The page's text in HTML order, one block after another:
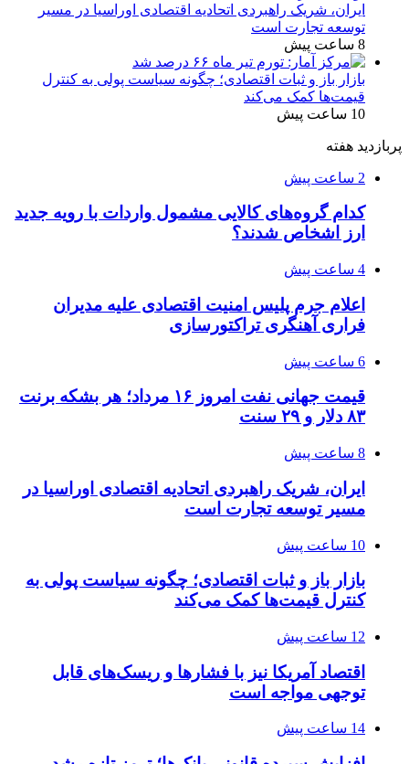
ایران، شریک راهبردی اتحادیه اقتصادی اوراسیا در مسیر
توسعه تجارت است
8 ساعت پیش
بازار باز و ثبات اقتصادی؛ چگونه سیاست پولی به کنترل
قیمت‌ها کمک می‌کند
10 ساعت پیش
پربازدید هفته
2 ساعت پیش
کدام گروه‌های کالایی مشمول واردات با رویه جدید
ارز اشخاص شدند؟
4 ساعت پیش
اعلام جرم پلیس امنیت اقتصادی علیه مدیران
فراری آهنگری تراکتورسازی
6 ساعت پیش
قیمت جهانی نفت امروز ۱۶ مرداد؛ هر بشکه برنت
۸۳ دلار و ۲۹ سنت
8 ساعت پیش
ایران، شریک راهبردی اتحادیه اقتصادی اوراسیا در
مسیر توسعه تجارت است
10 ساعت پیش
بازار باز و ثبات اقتصادی؛ چگونه سیاست پولی به
کنترل قیمت‌ها کمک می‌کند
12 ساعت پیش
اقتصاد آمریکا نیز با فشارها و ریسک‌های قابل
توجهی مواجه است
14 ساعت پیش